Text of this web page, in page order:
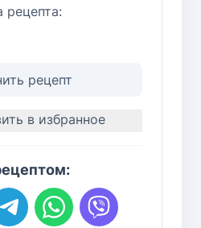
рецепта:
рецепт
в избранное